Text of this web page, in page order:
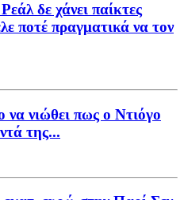
δε χάνει παίκτες
ποτέ πραγματικά να τον
νιώθει πως ο Ντιόγο
της...